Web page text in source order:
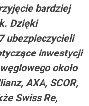
bardziej
Dzięki
ubezpieczycieli
inwestycji
około
AXA, SCOR,
Swiss Re,